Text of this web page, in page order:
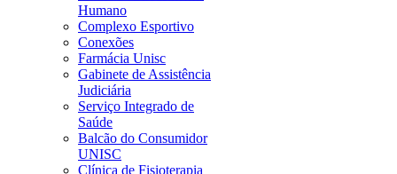
Humano
Complexo Esportivo
Conexões
Farmácia Unisc
Gabinete de Assistência
Judiciária
Serviço Integrado de
Saúde
Balcão do Consumidor
UNISC
Clínica de Fisioterapia